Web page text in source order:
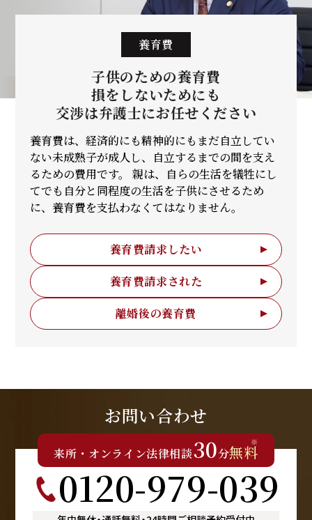
養育費
子供のための養育費
損をしないためにも
交渉は弁護士にお任せください
養育費は、経済的にも精神的にもまだ自立してい
ない未成熟子が成人し、自立するまでの間を支え
るための費用です。 親は、自らの生活を犠牲にし
てでも自分と同程度の生活を子供にさせるため
に、養育費を支払わなくてはなりません。
養育費請求したい
養育費請求された
離婚後の養育費
お問い合わせ
来所 ・ オンライン法律相談30分無料
※
0120-979-039